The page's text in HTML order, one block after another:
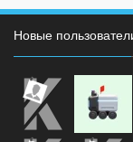
Новые